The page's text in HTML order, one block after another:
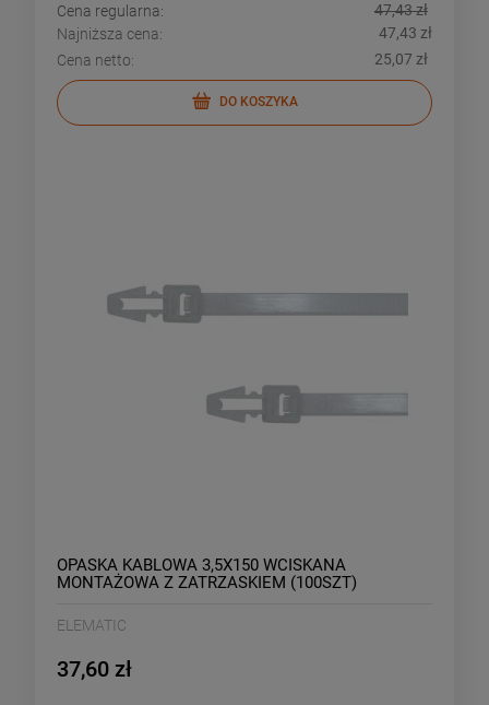
Cena regularna:
47,43 zł
Najniższa cena:
47,43 zł
Cena netto:
25,07 zł
DO KOSZYKA
OPASKA KABLOWA 3,5X150 WCISKANA
MONTAŻOWA Z ZATRZASKIEM (100SZT)
ELEMATIC
37,60 zł